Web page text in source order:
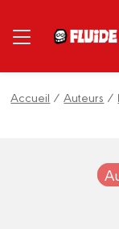
Accueil /Auteurs /